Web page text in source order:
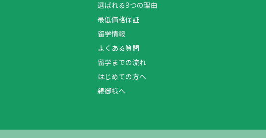
選ばれる9つの理由
最低価格保証
留学情報
よくある質問
留学までの流れ
はじめての方へ
親御様へ